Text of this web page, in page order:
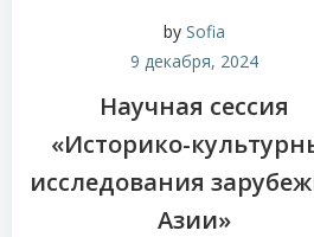
bySofia
9 декабря, 2024
Научная сессия
«Историко-
исследования
Азии»